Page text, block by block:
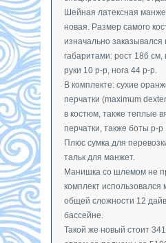
Шейная латексная
новая. Размер самого
изначально заказывался
габаритами: рост 186 см,
руки 10 р-р, нога 44 р-р.
В комплекте: сухие
перчатки (maximum
в костюм, также теплые
перчатки, также боты р-р
Плюс сумка для
тальк для манжет.
Манишка со шлемом не
комплект
общей сложности 12
бассейне.
Такой же новый стоит